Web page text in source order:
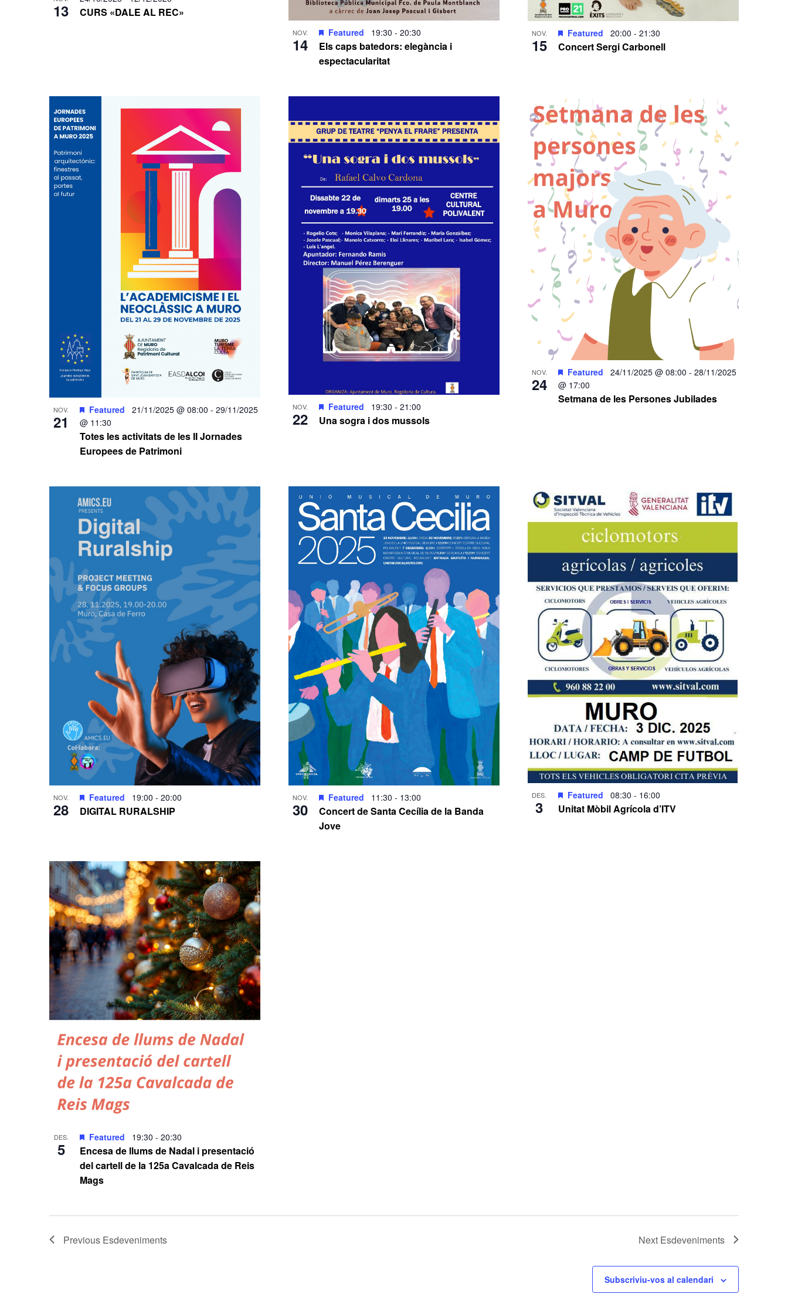
13 CURS «DALE AL REC»
NOV.
14
Els caps batedors: elegància i
espectacularitat
Featured 19:30 - 20:30 NOV.
15 Concert Sergi Carbonell
Featured 20:00 - 21:30
NOV.
21
Totes les activitats de les II Jornades
Europees de Patrimoni
Featured 21/11/2025 @ 08:00 - 29/11/2025
@ 11:30
NOV.
22 Una sogra i dos mussols
Featured 19:30 - 21:00
NOV.
24
Setmana de les Persones Jubilades
Featured 24/11/2025 @ 08:00 - 28/11/2025
@ 17:00
NOV.
28 DIGITAL RURALSHIP
Featured 19:00 - 20:00 NOV.
30
Concert de Santa Cecília de la Banda
Jove
Featured 11:30 - 13:00 DES.
3 Unitat Mòbil Agrícola d’ITV
Featured 08:30 - 16:00
DES.
5
Encesa de llums de Nadal i presentació
del cartell de la 125a Cavalcada de Reis
Mags
Featured 19:30 - 20:30
Previous Esdeveniments Next Esdeveniments
Subscriviu-vos al calendari